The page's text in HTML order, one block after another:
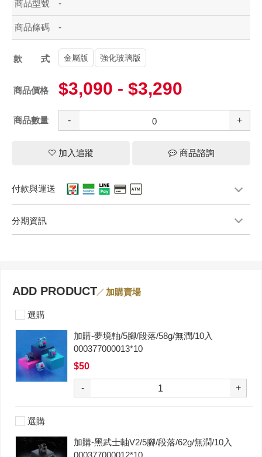
商品型號 -
商品條碼 -
款式金屬版 強化玻璃版
商品價格 $3,090 - $3,290
商品數量 - +
加入追蹤 商品諮詢
付款與運送
分期資訊
ADD PRODUCT 加購賣場
選購
加購-夢境軸/5腳/段落/58g/無潤/10入
000377000013*10
$50
- +
選購
加購-黑武士軸V2/5腳/段落/62g/無潤/10入